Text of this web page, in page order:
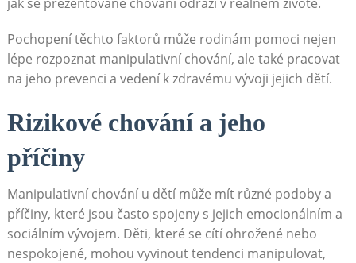
Pochopení těchto faktorů může rodinám pomoci nejen
lépe rozpoznat manipulativní chování, ale také pracovat
na jeho prevenci a vedení k zdravému vývoji jejich dětí.
Rizikové chování a jeho
příčiny
Manipulativní chování u dětí může mít různé podoby a
příčiny, které jsou často spojeny s jejich emocionálním a
sociálním vývojem. Děti, které se cítí ohrožené nebo
nespokojené, mohou vyvinout tendenci manipulovat,